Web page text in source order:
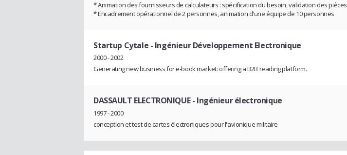
* Animation des fournisseurs de calculateurs : spécification du besoin, validation des pièces
* Encadrement opérationnel de 2 personnes, animation d'une équipe de 10 personnes
Startup Cytale - Ingénieur Développement Electronique
2000 - 2002
Generating new business for e-book market: offering a B2B reading platform.
DASSAULT ELECTRONIQUE- Ingénieur électronique
1997 - 2000
conception et test de cartes électroniques pour l'avionique militaire